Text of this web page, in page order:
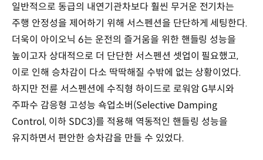
일반적으로 동급의 내연기관차보다 훨씬 무거운 전기차는
주행 안정성을 제어하기 위해 서스펜션을 단단하게 세팅한다.
더욱이 아이오닉 6는 운전의 즐거움을 위한 핸들링 성능을
높이고자 상대적으로 더 단단한 서스펜션 셋업이 필요했고,
이로 인해 승차감이 다소 딱딱해질 수밖에 없는 상황이었다.
하지만 전륜 서스펜션에 수직형 하이드로 로워암 G부시와
주파수 감응형 고성능 쇽업소버(Selective Damping
Control, 이하 SDC3)를 적용해 역동적인 핸들링 성능을
유지하면서 편안한 승차감을 만들 수 있었다.